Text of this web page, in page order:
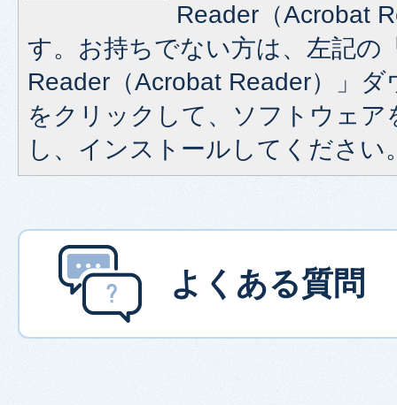
Reader（Acrobat
す。お持ちでない方は、左記の
Reader（Acrobat Reader）」
をクリックして、ソフトウェア
し、インストールしてください
よくある質問